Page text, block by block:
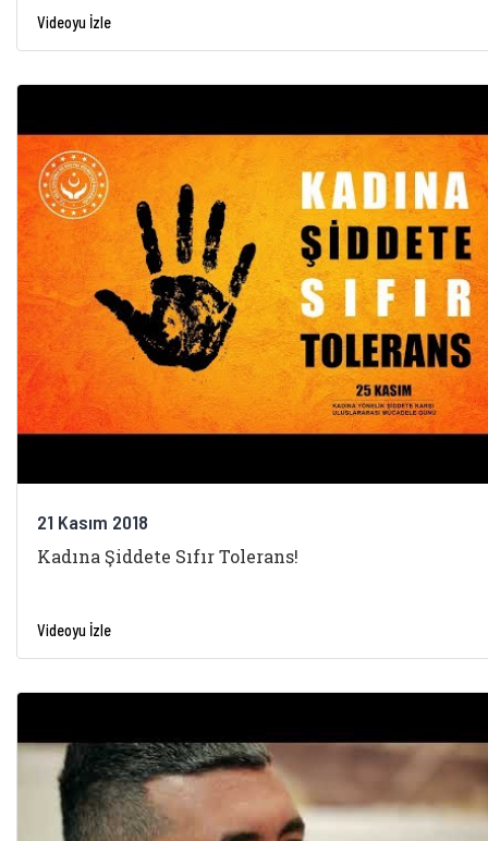
Videoyu İzle
21 Kasım 2018
Kadına Şiddete Sıfır Tolerans!
Videoyu İzle